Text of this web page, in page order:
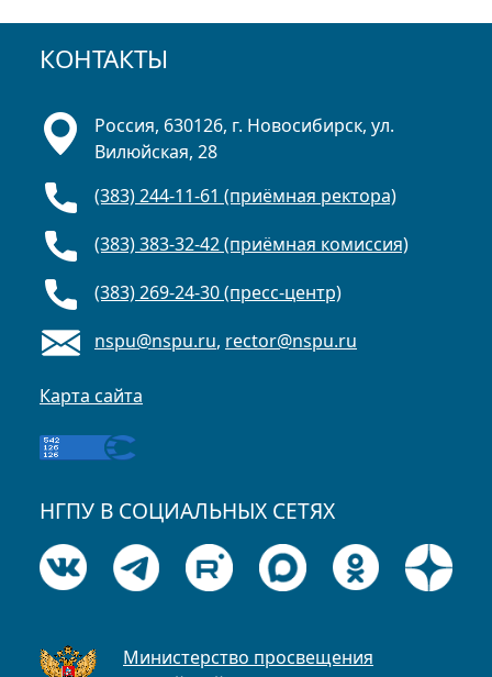
КОНТАКТЫ
Россия, 630126, г. Новосибирск, ул.
Вилюйская, 28
(383) 244-11-61 (приёмная ректора)
(383) 383-32-42 (приёмная комиссия)
(383) 269-24-30 (пресс-центр)
nspu@nspu.ru, rector@nspu.ru
Карта сайта
НГПУ В СОЦИАЛЬНЫХ СЕТЯХ
Министерство просвещения